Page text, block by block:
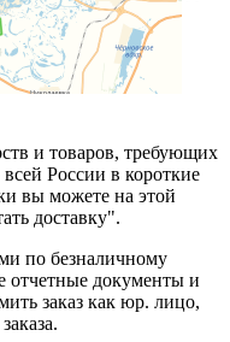
и товаров, требующих
России в короткие
вы можете на этой
доставку".
по безналичному
отчетные документы и
заказ как юр. лицо,